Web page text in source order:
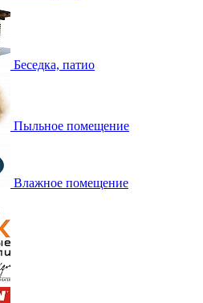
Беседка, патио
Пыльное помещение
Влажное помещение